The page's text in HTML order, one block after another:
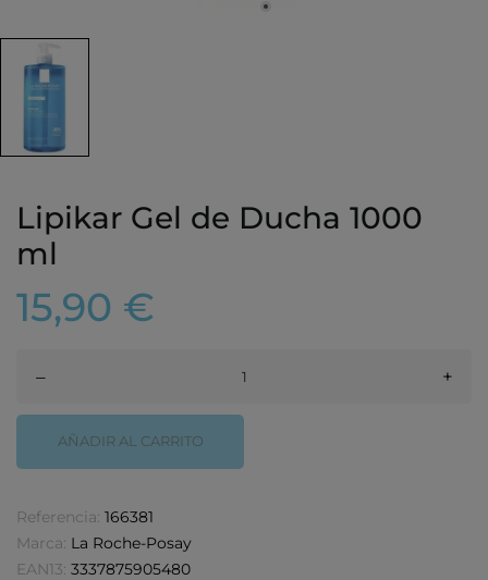
Lipikar Gel de Ducha 1000
ml
15,90 €
– +
AÑADIR AL CARRITO
Referencia: 166381
Marca: La Roche-Posay
EAN13: 3337875905480